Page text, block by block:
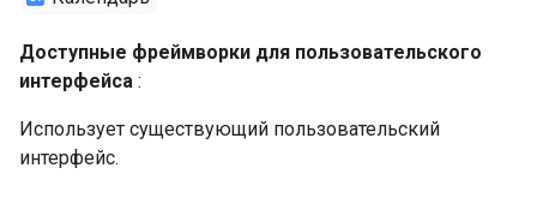
Доступные фреймворки для пользовательского
интерфейса :
Использует существующий пользовательский
интерфейс.